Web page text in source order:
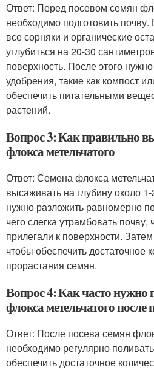
Ответ: Перед посевом семян
необходимо подготовить
все сорняки и органические
углубиться на 20-30
поверхность. После этого
удобрения, такие как компост
обеспечить питательными
растений.
Вопрос 3: Как правильно
флокса метельчатого
Ответ: Семена флокса
высаживать на глубину около
нужно разложить равномерно
чего слегка утрамбовать
прилегали к поверхности.
чтобы обеспечить достаточное
прорастания семян.
Вопрос 4: Как часто нужно
флокса метельчатого после
Ответ: После посева семян
необходимо регулярно
обеспечить достаточное